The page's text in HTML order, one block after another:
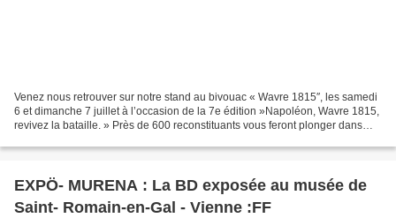
Venez nous retrouver sur notre stand au bivouac « Wavre 1815″, les samedi
6 et dimanche 7 juillet à l’occasion de la 7e édition »Napoléon, Wavre 1815,
revivez la bataille. » Près de 600 reconstituants vous feront plonger dans
EXPÖ- MURENA : La BD exposée au musée de
Saint- Romain-en-Gal - Vienne :FF